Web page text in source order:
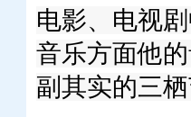
电影、电视
音乐方面他
副其实的三